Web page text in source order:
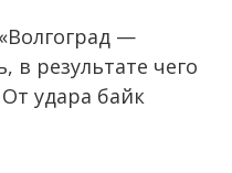
—
результате чего
удара байк